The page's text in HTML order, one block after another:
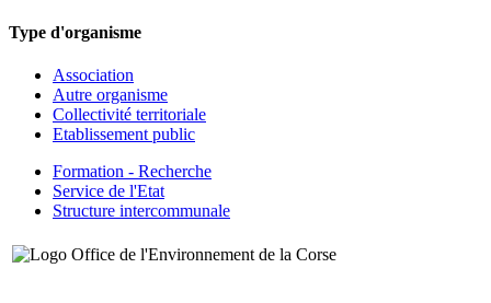
Type d'organisme
Association
Autre organisme
Collectivité territoriale
Etablissement public
Formation - Recherche
Service de l'Etat
Structure intercommunale